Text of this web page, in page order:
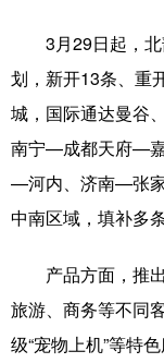
悦读
亚太网
地方频道
辽宁
浙江
3月29日起，北
划，新开13条、重
城，国际通达曼谷
南宁—成都天府—
—河内、济南—张
中南区域，填补多
产品方面，推出“
旅游、商务等不同
级“宠物上机”等特